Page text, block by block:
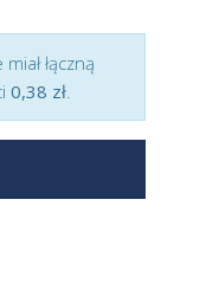
łączną
0,38 zł.